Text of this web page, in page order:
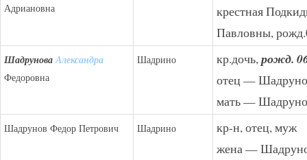
Адриановна
крестная
Павловны,
ШадруноваАлександра
Федоровна
Шадрино кр.дочь, рожд.
отец —
мать —
Шадрунов Федор Петрович Шадрино
кр-н, отец, муж
жена —